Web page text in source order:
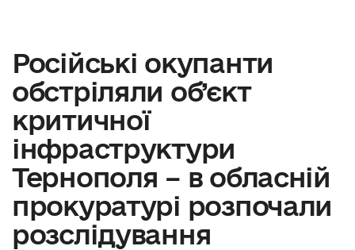
Російські окупанти
обстріляли об’єкт
критичної
інфраструктури
Тернополя – в обласній
прокуратурі розпочали
розслідування